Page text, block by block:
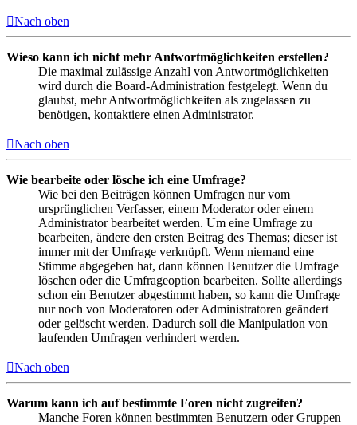
Nach oben
Wieso kann ich nicht mehr Antwortmöglichkeiten erstellen?
Die maximal zulässige Anzahl von Antwortmöglichkeiten
wird durch die Board-Administration festgelegt. Wenn du
glaubst, mehr Antwortmöglichkeiten als zugelassen zu
benötigen, kontaktiere einen Administrator.
Nach oben
Wie bearbeite oder lösche ich eine Umfrage?
Wie bei den Beiträgen können Umfragen nur vom
ursprünglichen Verfasser, einem Moderator oder einem
Administrator bearbeitet werden. Um eine Umfrage zu
bearbeiten, ändere den ersten Beitrag des Themas; dieser ist
immer mit der Umfrage verknüpft. Wenn niemand eine
Stimme abgegeben hat, dann können Benutzer die Umfrage
löschen oder die Umfrageoption bearbeiten. Sollte allerdings
schon ein Benutzer abgestimmt haben, so kann die Umfrage
nur noch von Moderatoren oder Administratoren geändert
oder gelöscht werden. Dadurch soll die Manipulation von
laufenden Umfragen verhindert werden.
Nach oben
Warum kann ich auf bestimmte Foren nicht zugreifen?
Manche Foren können bestimmten Benutzern oder Gruppen